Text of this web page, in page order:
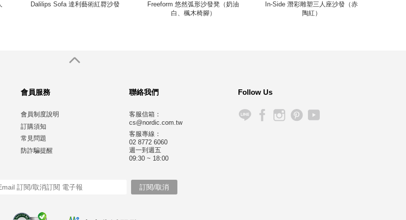
Dalilips Sofa 達利藝術紅脣沙發
Freeform 悠然弧形沙發凳（奶油
白、楓木椅腳）
In-Side 潛彩雕塑三人座沙發（赤
陶紅）
會員服務
會員制度說明
訂購須知
常見問題
防詐騙提醒
聯絡我們
客服信箱：
cs@nordic.com.tw
客服專線：
02 8772 6060
週一到週五
09:30 ~ 18:00
Follow Us